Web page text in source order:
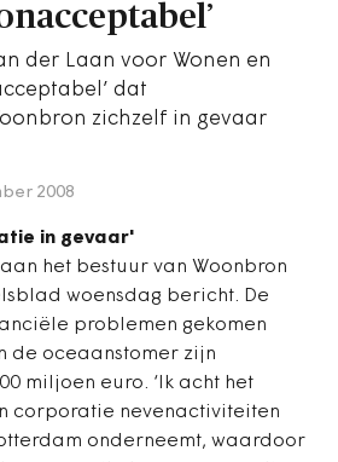
der Laan voor Wonen en
dat
zichzelf in gevaar
2008
in gevaar'
het bestuur van Woonbron
woensdag bericht. De
problemen gekomen
de oceaanstomer zijn
miljoen euro. ‘Ik acht het
corporatie nevenactiviteiten
onderneemt, waardoor